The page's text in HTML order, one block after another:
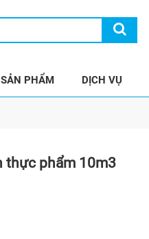
PHẨM DỊCH VỤ
thực phẩm 10m3